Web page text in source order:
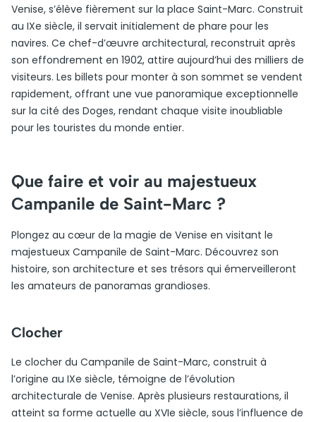
Venise, s’élève fièrement sur la place Saint-Marc. Construit
au IXe siècle, il servait initialement de phare pour les
navires. Ce chef-d’œuvre architectural, reconstruit après
son effondrement en 1902, attire aujourd’hui des milliers de
visiteurs. Les billets pour monter à son sommet se vendent
rapidement, offrant une vue panoramique exceptionnelle
sur la cité des Doges, rendant chaque visite inoubliable
pour les touristes du monde entier.
Que faire et voir au majestueux
Campanile de Saint-Marc ?
Plongez au cœur de la magie de Venise en visitant le
majestueux Campanile de Saint-Marc. Découvrez son
histoire, son architecture et ses trésors qui émerveilleront
les amateurs de panoramas grandioses.
Clocher
Le clocher du Campanile de Saint-Marc, construit à
l’origine au IXe siècle, témoigne de l’évolution
architecturale de Venise. Après plusieurs restaurations, il
atteint sa forme actuelle au XVIe siècle, sous l’influence de